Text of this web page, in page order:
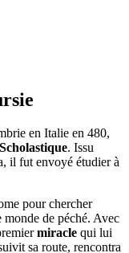
en Italie en 480,
. Issu
il fut envoyé étudier à
pour chercher
monde de péché. Avec
miracle qui lui
sa route, rencontra